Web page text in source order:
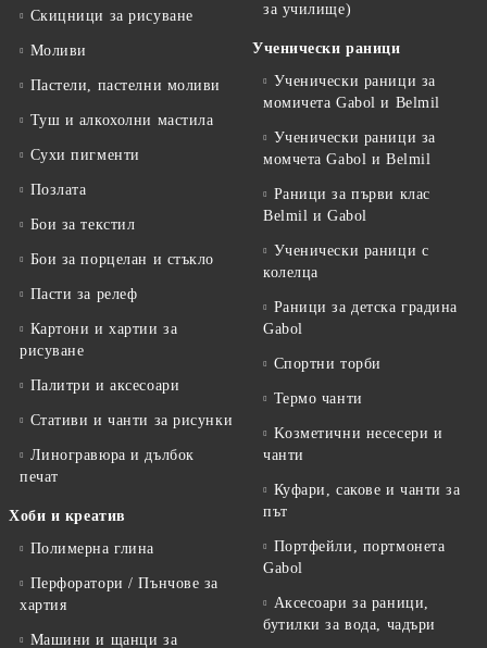
Скицници за рисуване
Моливи
Пастели, пастелни моливи
Туш и алкохолни мастила
Сухи пигменти
Позлата
Бои за текстил
Бои за порцелан и стъкло
Пасти за релеф
Картони и хартии за
рисуване
Палитри и аксесоари
Стативи и чанти за рисунки
Линогравюра и дълбок
печат
Хоби и креатив
Полимерна глина
Перфоратори / Пънчове за
хартия
Машини и щанци за
за училище)
Ученически раници
Ученически раници за
момичета Gabol и Belmil
Ученически раници за
момчета Gabol и Belmil
Раници за първи клас
Belmil и Gabol
Ученически раници с
колелца
Раници за детска градина
Gabol
Спортни торби
Термо чанти
Kозметични несесери и
чанти
Куфари, сакове и чанти за
път
Портфейли, портмонета
Gabol
Аксесоари за раници,
бутилки за вода, чадъри